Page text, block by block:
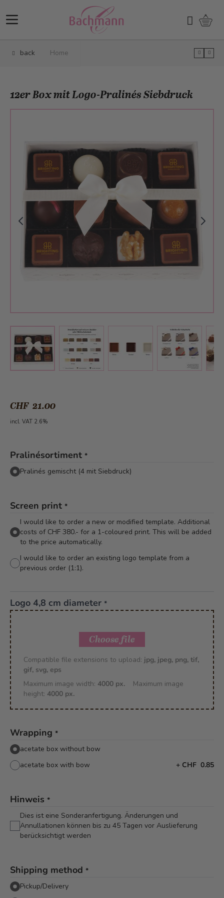
Search
back Home
12er Box mit Logo-Pralinés Siebdruck
View larger imageView larger imageView larger imageView larger
CHF 21.00
incl. VAT 2.6%
Pralinésortiment *
Pralinés gemischt (4 mit Siebdruck)
Screen print *
I would like to order a new or modified template. Additional
costs of CHF 380.- for a 1-coloured print. This will be added
to the price automatically.
I would like to order an existing logo template from a
previous order (1:1).
Logo 4,8 cm diameter *
Choose file
Compatible file extensions to upload: jpg, jpeg, png, tif,
gif, svg, eps
Maximum image width: 4000 px.
Maximum image
height: 4000 px.
Wrapping *
acetate box without bow
acetate box with bow
+ CHF 0.85
Hinweis *
Dies ist eine Sonderanfertigung. Änderungen und
Annullationen können bis zu 45 Tagen vor Auslieferung
berücksichtigt werden
Shipping method *
Pickup/Delivery